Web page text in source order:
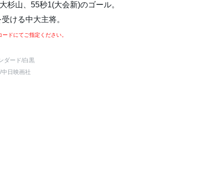
杉山、55秒1(大会新)のゴール。
ける中大主将。
ドにてご指定ください。
ダード/白黒
日映画社